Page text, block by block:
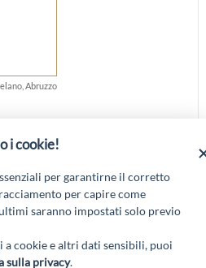
Abruzzo
home.html
2020 Abruzzo - mis. 19 PSL La Terra dei
i cookie!
per garantirne il corretto
per capire come
saranno impostati solo previo
cookie e altri dati sensibili, puoi
sulla privacy.